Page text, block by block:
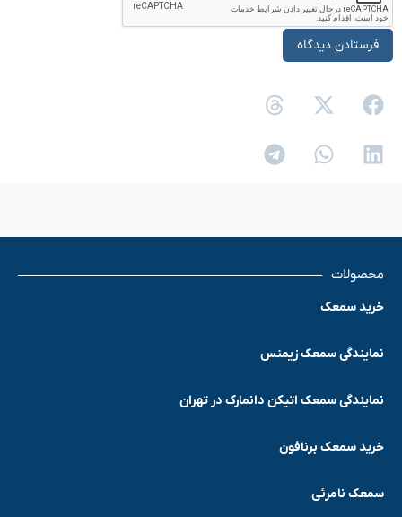
محصولات
خرید سمعک
نمایندگی سمعک زیمنس
نمایندگی سمعک اتیکن دانمارک در تهران
خرید سمعک برنافون
سمعک نامرئی